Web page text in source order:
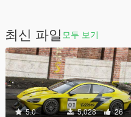
최신 파일 모두 보기
5.0 5,028 26